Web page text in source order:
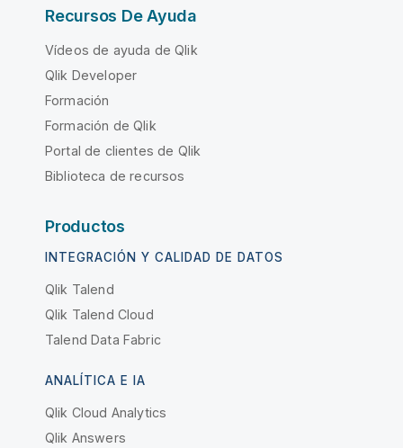
Recursos De Ayuda
Vídeos de ayuda de Qlik
Qlik Developer
Formación
Formación de Qlik
Portal de clientes de Qlik
Biblioteca de recursos
Productos
INTEGRACIÓN Y CALIDAD DE DATOS
Qlik Talend
Qlik Talend Cloud
Talend Data Fabric
ANALÍTICA E IA
Qlik Cloud Analytics
Qlik Answers